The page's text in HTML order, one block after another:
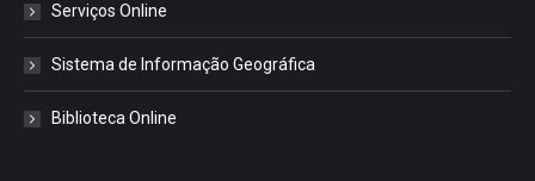
Serviços Online
Sistema de Informação Geográfica
Biblioteca Online